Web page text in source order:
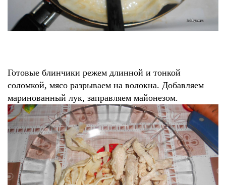
Готовые блинчики режем длинной и тонкой
соломкой, мясо разрываем на волокна. Добавляем
маринованный лук, заправляем майонезом.